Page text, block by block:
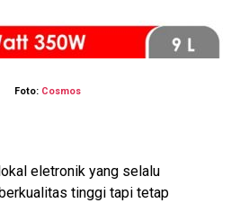
Foto: Cosmos
eletronik yang selalu
tinggi tapi tetap